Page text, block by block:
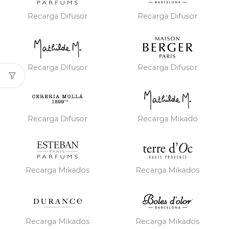
Recarga Difusor Recarga Difusor
Recarga Difusor Recarga Difusor
Recarga Difusor Recarga Mikado
Recarga Mikados Recarga Mikados
Recarga Mikados Recarga Mikados